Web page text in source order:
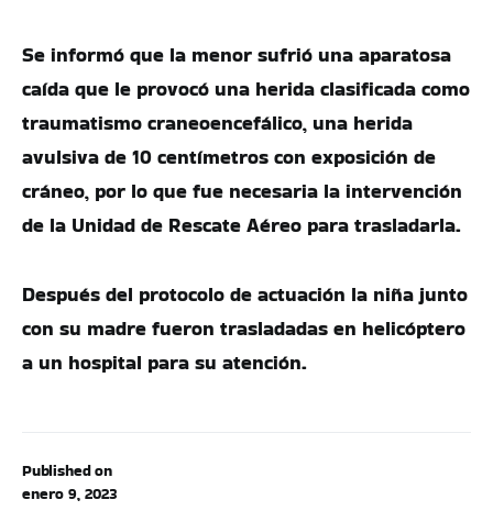
Published on
enero 9, 2023
Se informó que la menor sufrió una aparatosa
caída que le provocó una herida clasificada como
traumatismo craneoencefálico, una herida
avulsiva de 10 centímetros con exposición de
cráneo, por lo que fue necesaria la intervención
de la Unidad de Rescate Aéreo para trasladarla.
Después del protocolo de actuación la niña junto
con su madre fueron trasladadas en helicóptero
a un hospital para su atención.